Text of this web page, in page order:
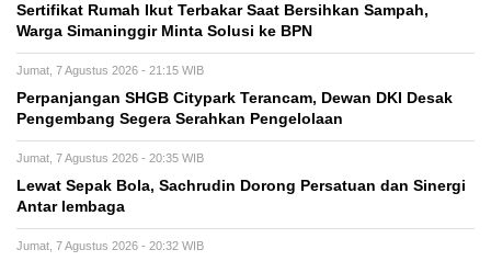
Sertifikat Rumah Ikut Terbakar Saat Bersihkan Sampah,
Warga Simaninggir Minta Solusi ke BPN
Jumat, 7 Agustus 2026 - 21:15 WIB
Perpanjangan SHGB Citypark Terancam, Dewan DKI Desak
Pengembang Segera Serahkan Pengelolaan
Jumat, 7 Agustus 2026 - 20:35 WIB
Lewat Sepak Bola, Sachrudin Dorong Persatuan dan Sinergi
Antar lembaga
Jumat, 7 Agustus 2026 - 20:32 WIB